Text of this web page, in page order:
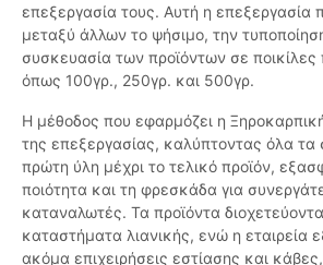
επεξεργασία τους. Αυτή η επεξεργασία
μεταξύ άλλων το ψήσιμο, την
συσκευασία των προϊόντων σε ποικίλες
όπως 100γρ., 250γρ. και 500γρ.
Η μέθοδος που εφαρμόζει η
της επεξεργασίας, καλύπτοντας όλα τα
πρώτη ύλη μέχρι το τελικό προϊόν,
ποιότητα και τη φρεσκάδα για
καταναλωτές. Τα προϊόντα
καταστήματα λιανικής, ενώ η εταιρεία
ακόμα επιχειρήσεις εστίασης και